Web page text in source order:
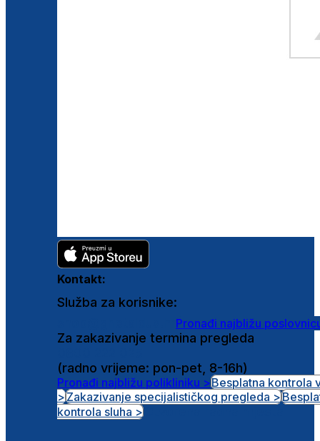
Kontakt:
Služba za korisnike:
Pronađi najbližu
Za zakazivanje termina pregleda
(radno vrijeme: pon-pet, 8-16h)
Pronađi najbližu polikliniku >Besplatna kontrola
>Zakazivanje specijalističkog pregleda >
kontrola sluha >